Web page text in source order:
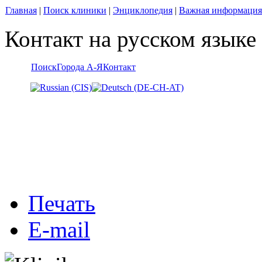
Главная | Поиск клиники | Энциклопедия | Важная информация
Контакт на русском
ПоискГорода А-ЯКонтакт
Печать
E-mail